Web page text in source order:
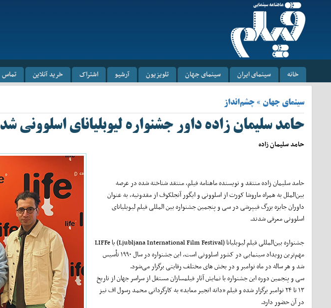
خانه سینمای ایران سینمای جهان تلویزیون آرشیو اشتراک خرید آنلاین تماس
سینمای جهان » چشم‌انداز
حامد سلیمان زاده داور جشنواره لیوبلیانای اسلوونی شد
حامد سلیمان زاده
حامد سلیمان زاده منتقد و نویسنده ماهنامه فیلم، منتقد شناخته شده در عرصه
بین‌الملل به همراه ماروشا کورت از اسلوونی و ایگور آنجلکوف از مقدونیه، به عنوان
داوران جایزه بزرگ فیپرشی در سی و پنجمین جشنواره بین المللی فیلم لیوبلیانای
اسلوونی معرفی شدند.
جشنواره بین‌المللی فیلم لیوبلیانا (Ljubljana International Film Festival) یا LIFFe
مهم‌ترین رویداد سینمایی در کشور اسلوونی است. این جشنواره در سال ۱۹۹۰ تأسیس
شد و هر ساله در ماه نوامبر و در بخش های مختلف رقابتی برگزار می‌شود.
سی و پنجمین دوره این جشنواره با نمایش آثار فیلمسازان مستقل از سراسر جهان از تاریخ
۱۳ تا ۲۴ نوامبر برگزار شده و فیلم «دانه انجیر معابد» به کارگردانی محمد رسول اف نیز
در آن حضور‌ دارد.